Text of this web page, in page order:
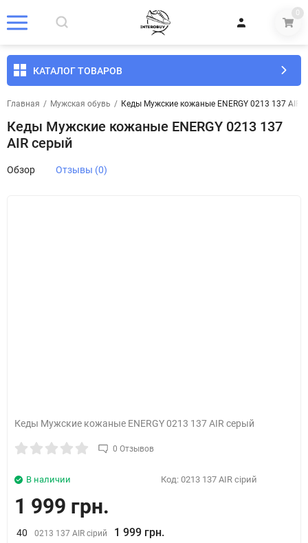
0
КАТАЛОГ ТОВАРОВ
Главная / Мужская обувь / Кеды Мужские кожаные ENERGY 0213 137 AIR
Кеды Мужские кожаные ENERGY 0213 137
AIR серый
Обзор Отзывы (0)
Кеды Мужские кожаные ENERGY 0213 137 AIR серый
0 Отзывов
В наличии Код: 0213 137 AIR сірий
1 999 грн.
40 0213 137 AIR сірий 1 999 грн.